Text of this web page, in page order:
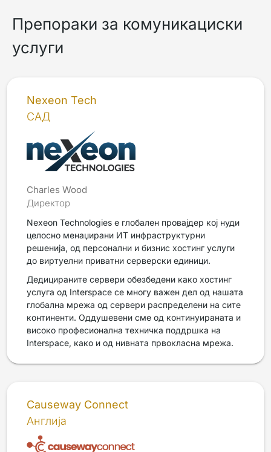
Препораки за комуникациски
услуги
Nexeon Tech
САД
Charles Wood
Директор
Nexeon Technologies е глобален провајдер кој нуди
целосно менаџирани ИТ инфраструктурни
решенија, од персонални и бизнис хостинг услуги
до виртуелни приватни серверски единици.
Дедицираните сервери обезбедени како хостинг
услуга од Interspace се многу важен дел од нашата
глобална мрежа од сервери распределени на сите
континенти. Оддушевени сме од континуираната и
високо професионална техничка поддршка на
Interspace, како и од нивната првокласна мрежа.
Causeway Connect
Англија